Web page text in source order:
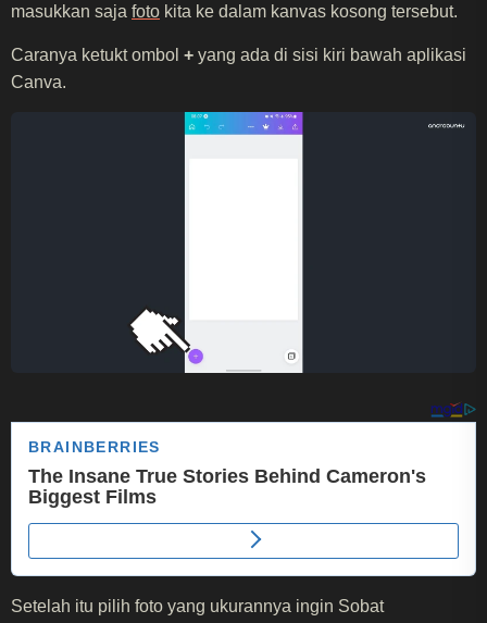
masukkan saja foto kita ke dalam kanvas kosong tersebut.
Caranya ketukt ombol + yang ada di sisi kiri bawah aplikasi
Canva.
Setelah itu pilih foto yang ukurannya ingin Sobat